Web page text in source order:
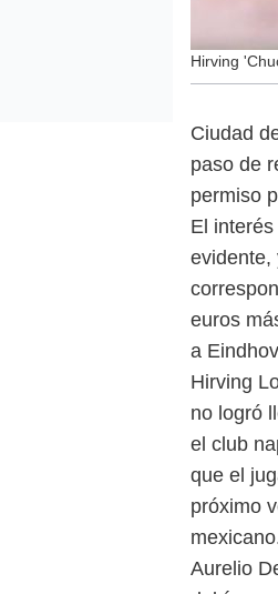
Hirving
Ciudad
paso de
permiso
El
evidente,
euros
a
Hirving
no logró
el club
que el
próximo
Aurelio